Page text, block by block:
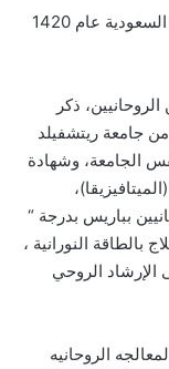
وعضو مركز الفلك الدولي في المملكة العربية السعودية عام 1420
ذكر
جامعة ريتشفيلد
الجامعة، وشهادة
بباريس بدرجة “
بالطاقة النورانية ،
الإرشاد الروحي
الروحانيه